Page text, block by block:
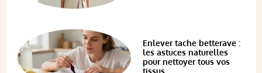
Enlever tache betterave :
les astuces naturelles
pour nettoyer tous vos